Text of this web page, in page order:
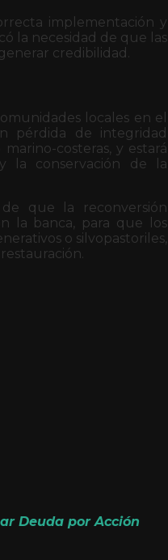
implementación y
la necesidad de que las
credibilidad.
locales en el
pérdida de integridad
costeras, y estará
la conservación de la
que la reconversión
la banca, para que los
o silvopastoriles,
Deuda por Acción